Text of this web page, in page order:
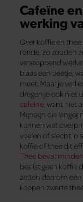
Cafeïne
werking
Over koffie en
ronde, zo zouden
verstoppend
blaas een beetje,
moet. Maar je
drogen je ook niet
cafeïne , want niet
Mensen die langer
kunnen wat
voelen of slecht in
koffie of thee dit
Thee bevat minder
beslist geen koffie
zetten daarom
koppen zwarte